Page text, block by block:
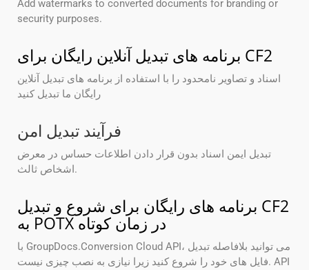
Add watermarks to converted documents for branding or
security purposes.
برنامه های تبدیل آنلاین رایگان برای CF2
اسناد و تصاویر نامحدود را با استفاده از برنامه های تبدیل آنلاین
رایگان ما تبدیل کنید
فرآیند تبدیل امن
تبدیل ایمن اسناد بدون قرار دادن اطلاعات حساس در معرض
اشخاص ثالث.
برنامه های رایگان برای شروع و تبدیل CF2
به POTX در زمان کوتاه
با GroupDocs.Conversion Cloud API، می توانید بلافاصله تبدیل
فایل های خود را شروع کنید زیرا نیازی به نصب چیزی نیست. API